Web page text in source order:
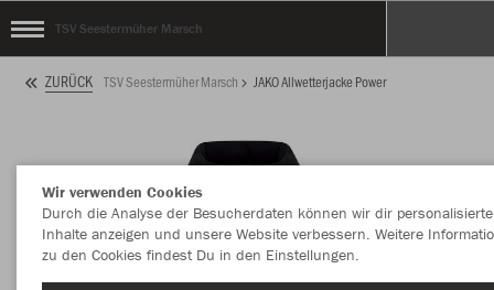
TSV Seestermüher Marsch
ZURÜCK TSV Seestermüher Marsch JAKO Allwetterjacke Power
Wir verwenden Cookies
Durch die Analyse der Besucherdaten können wir dir personalisierte
Inhalte anzeigen und unsere Website verbessern. Weitere
zu den Cookies findest Du in den Einstellungen.